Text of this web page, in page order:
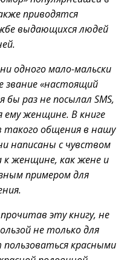
приводятся
выдающихся людей
одного мало-мальски
звание «настоящий
раз не посылал SMS,
ему женщине. В книге
такого общения в нашу
написаны с чувством
к женщине, как жене и
примером для
эту книгу, не
не только для
красными